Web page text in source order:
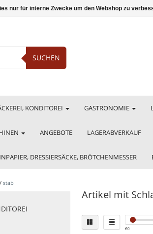
SUCHEN
KONDITOREI GASTRONOMIE
ANGEBOTE LAGERABVERKAUF
DRESSIERSÄCKE, BRÖTCHENMESSER
/ stab
Artikel mit
€0
nur für interne Zwecke um den Webshop zu